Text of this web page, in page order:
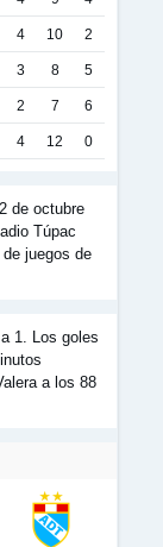
4 10 2
3 8 5
2 7 6
4 12 0
de octubre
Túpac
juegos de
1. Los goles
a los 88